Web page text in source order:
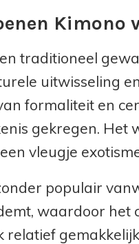
Kimono
traditioneel
uitwisseling
formaliteit en
gekregen. Het
vleugje
populair
waardoor het
relatief